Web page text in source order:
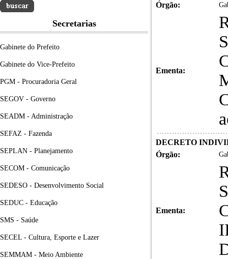
Secretarias
Gabinete do Prefeito
Gabinete do Vice-Prefeito
PGM - Procuradoria Geral
SEGOV - Governo
SEADM - Administração
SEFAZ - Fazenda
SEPLAN - Planejamento
SECOM - Comunicação
SEDESO - Desenvolvimento Social
SEDUC - Educação
SMS - Saúde
SECEL - Cultura, Esporte e Lazer
SEMMAM - Meio Ambiente
Órgão:
Ementa:
DECRETO
Órgão:
Ementa: